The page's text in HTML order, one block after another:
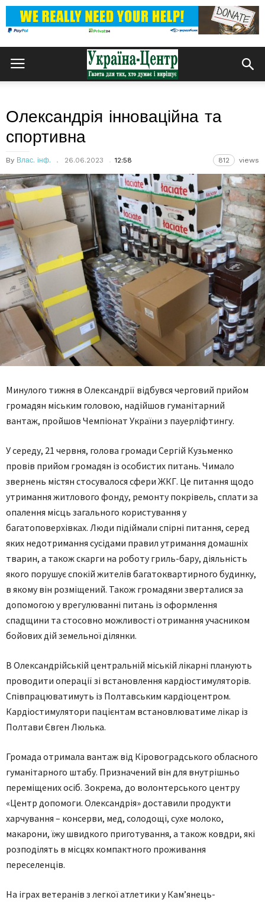
Олександрія інноваційна та
спортивна
By Влас. інф. 26.06.2023 12:58 812 views
Минулого тижня в Олександрії відбувся черговий прийом
громадян міським головою, надійшов гуманітарний
вантаж, пройшов Чемпіонат України з пауерліфтингу.
У середу, 21 червня, голова громади Сергій Кузьменко
провів прийом громадян із особистих питань. Чимало
звернень містян стосувалося сфери ЖКГ. Це питання щодо
утримання житлового фонду, ремонту покрівель, сплати за
опалення місць загального користування у
багатоповерхівках. Люди підіймали спірні питання, серед
яких недотримання сусідами правил утримання домашніх
тварин, а також скарги на роботу гриль-бару, діяльність
якого порушує спокій жителів багатоквартирного будинку,
в якому він розміщений. Також громадяни зверталися за
допомогою у врегулюванні питань із оформлення
спадщини та стосовно можливості отримання учасником
бойових дій земельної ділянки.
В Олександрійській центральній міській лікарні планують
проводити операції зі встановлення кардіостимуляторів.
Співпрацюватимуть із Полтавським кардіоцентром.
Кардіостимулятори пацієнтам встановлюватиме лікар із
Полтави Євген Люлька.
Громада отримала вантаж від Кіровоградського обласного
гуманітарного штабу. Призначений він для внутрішньо
переміщених осіб. Зокрема, до волонтерського центру
«Центр допомоги. Олександрія» доставили продукти
харчування – консерви, мед, солодощі, сухе молоко,
макарони, їжу швидкого приготування, а також ковдри, які
розподілять в місцях компактного проживання
переселенців.
На іграх ветеранів з легкої атлетики у Кам’янець-